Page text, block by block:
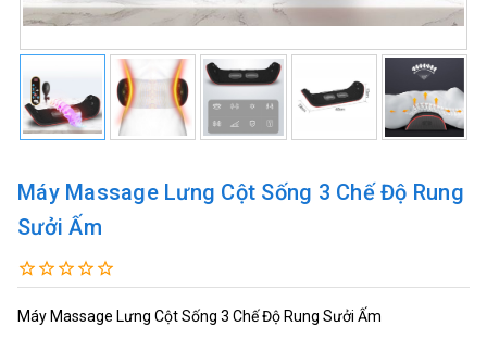
Máy Massage Lưng Cột Sống 3 Chế Độ Rung
Sưởi Ấm
Máy Massage Lưng Cột Sống 3 Chế Độ Rung Sưởi Ấm